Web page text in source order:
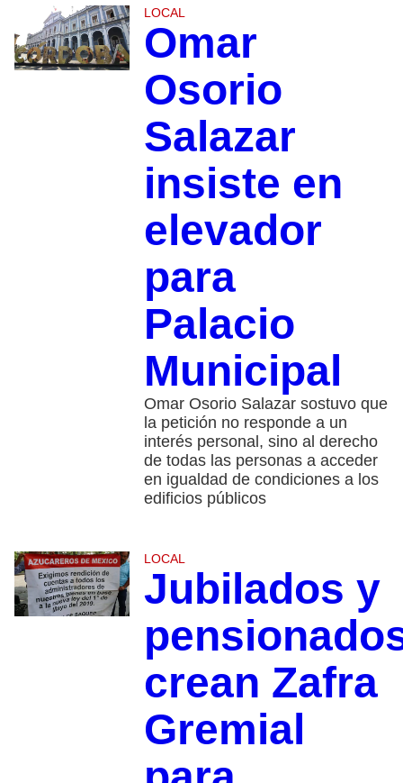
LOCAL
Omar
Osorio
Salazar
insiste en
elevador
para
Palacio
Municipal
Omar Osorio Salazar sostuvo que
la petición no responde a un
interés personal, sino al derecho
de todas las personas a acceder
en igualdad de condiciones a los
edificios públicos
LOCAL
Jubilados y
crean Zafra
Gremial